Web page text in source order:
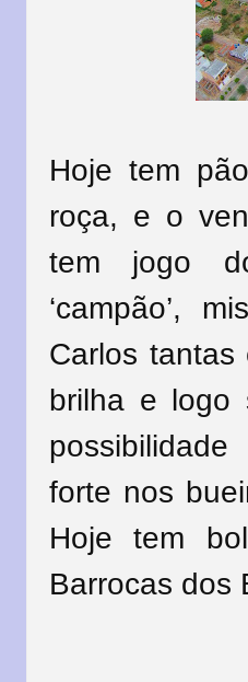
Hoje tem
roça, e o
tem jogo
‘campão’,
Carlos
brilha e logo
forte nos
Hoje tem
Barrocas dos